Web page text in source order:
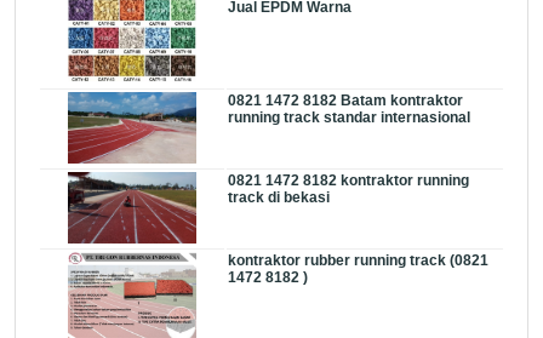
Jual EPDM Warna
0821 1472 8182 Batam kontraktor
running track standar internasional
0821 1472 8182 kontraktor running
track di bekasi
kontraktor rubber running track (0821
1472 8182 )